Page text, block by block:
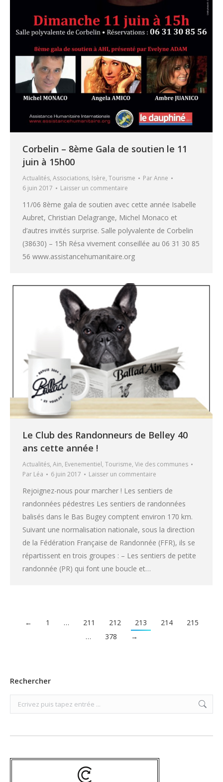
Corbelin – 8ème Gala de soutien le 11
juin à 15h00
Actualités, Associations, Isère, Tourisme ParAnne
6 juin 2017
Laisser un commentaire
11/06 8ème gala de soutien avec cette année Isabelle
Aubret, Christian Delagrange, Michel Monaco et
d’autres invités surprise. Salle polyvalente de Corbelin
(38630) – 15h Résa vivement conseillée au 06 31 30 85
56 www.assistancehumanitaire.org
Le Club des Randonneurs de Belley 40
ans cette année !
Actualités, Ain, Evenementiel, Tourisme, Vie des communes
Par Léa 6 juin 2017 Laisser un commentaire
Rejoignez-nous pour marcher ! Les sentiers de
randonnées pédestres Les sentiers de randonnées
balisés dans le Bas Bugey comptent environ 170 km.
Suivant une normalisation nationale, sous la direction
de la Fédération Française de Randonnée (FFR), ils se
répartissent en trois groupes : – Les sentiers de petite
randonnée (PR) qui font une boucle et…
← 1 … 211 212 213 214
215
…
378 →
Rechercher
Search: